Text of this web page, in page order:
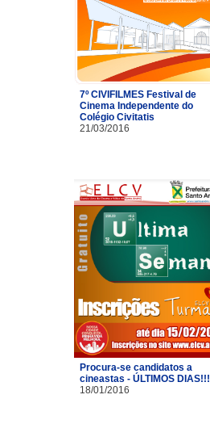
7º CIVIFILMES Festival de
Cinema Independente do
Colégio Civitatis
21/03/2016
Procura-se candidatos a
cineastas - ÚLTIMOS DIAS!!!
18/01/2016